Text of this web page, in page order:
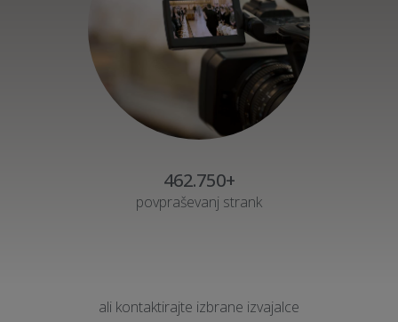
462.750+
povpraševanj strank
ali kontaktirajte izbrane izvajalce